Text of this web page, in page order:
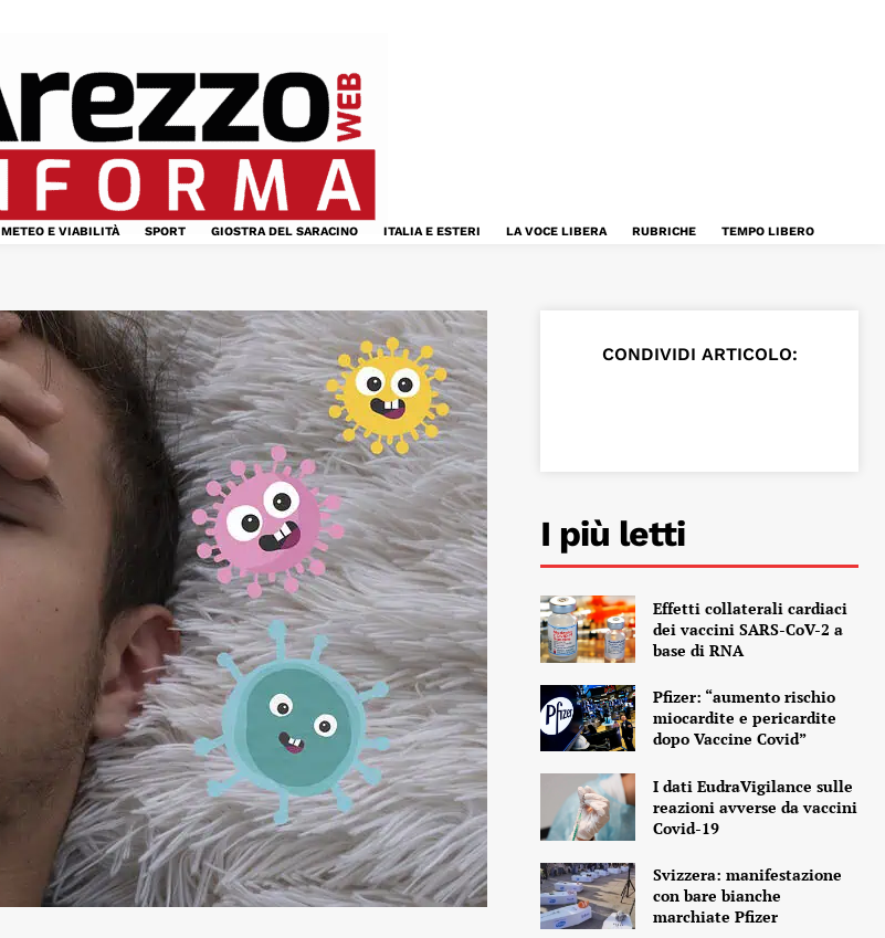
METEO E VIABILITÀ SPORT GIOSTRA DEL SARACINO ITALIA E ESTERI LA VOCE LIBERA RUBRICHE TEMPO LIBERO
CONDIVIDI ARTICOLO:
I più letti
Effetti collaterali cardiaci
dei vaccini SARS-CoV-2 a
base di RNA
Pfizer: “aumento rischio
miocardite e pericardite
dopo Vaccine Covid”
I dati EudraVigilance sulle
reazioni avverse da vaccini
Covid-19
Svizzera: manifestazione
con bare bianche
marchiate Pfizer